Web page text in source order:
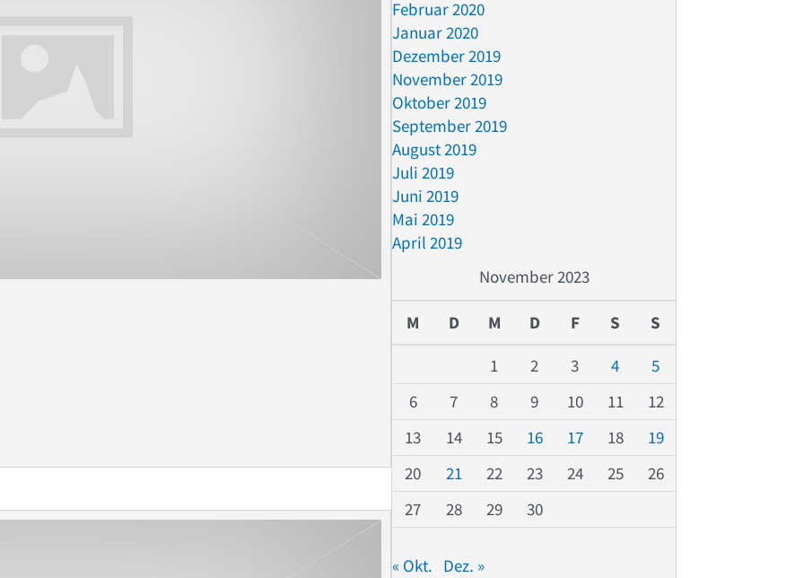
Februar 2020
Januar 2020
Dezember 2019
November 2019
Oktober 2019
September 2019
August 2019
Juli 2019
Juni 2019
Mai 2019
April 2019
November 2023
M D M D F S
S
1
2 3 4
5
6
7 8 9 10 11
12
13
14 15 16 17 18
19
20
21 22 23 24 25
26
27
28 29 30
« Okt. Dez. »